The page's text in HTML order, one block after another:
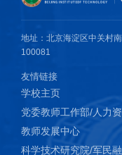
地址：北京海淀区中关村
100081
友情链接
学校主页
党委教师工作部/人力
教师发展中心
科学技术研究院/军民